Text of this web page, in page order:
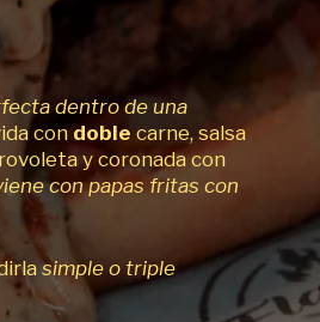
dentro de una
condoblecarne, salsa
y coronada con
con papas fritas con
simple o triple